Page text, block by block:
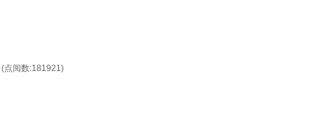
(点阅数:181921)